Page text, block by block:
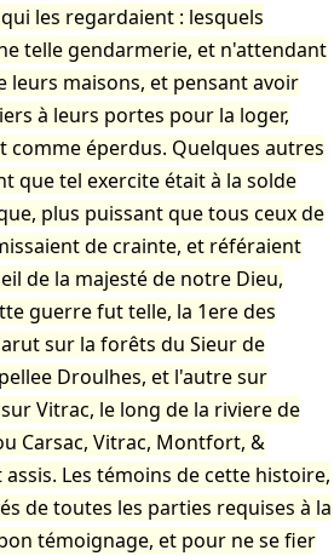
les regardaient : lesquels
telle gendarmerie, et n'attendant
leurs maisons, et pensant avoir
à leurs portes pour la loger,
comme éperdus. Quelques autres
que tel exercite était à la solde
plus puissant que tous ceux de
de crainte, et référaient
de la majesté de notre Dieu,
guerre fut telle, la 1ere des
sur la forêts du Sieur de
Droulhes, et l'autre sur
Vitrac, le long de la riviere de
Carsac, Vitrac, Montfort, &
assis. Les témoins de cette histoire,
de toutes les parties requises à la
témoignage, et pour ne se fier